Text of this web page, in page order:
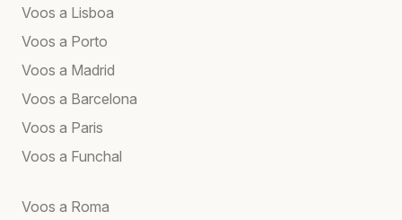
Voos a Lisboa
Voos a Porto
Voos a Madrid
Voos a Barcelona
Voos a Paris
Voos a Funchal
Voos a Roma